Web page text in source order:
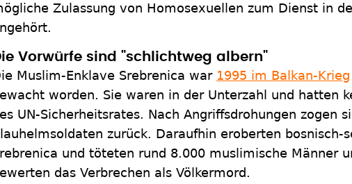
Zulassung von Homosexuellen zum Dienst in
Vorwürfe sind "schlichtweg albern"
Muslim-Enklave Srebrenica war 1995 im Balkan-Krieg
worden. Sie waren in der Unterzahl und hatten
UN-Sicherheitsrates. Nach Angriffsdrohungen zogen
zurück. Daraufhin eroberten bosnisch-
und töteten rund 8.000 muslimische Männer
das Verbrechen als Völkermord.